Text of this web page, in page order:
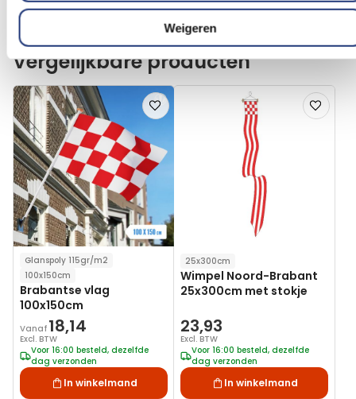
Weigeren
In winkelmand In winkelmand
Vergelijkbare producten
Voeg
toe
verlanglijst
Glanspoly 115gr/m2
100x150cm
Brabantse vlag
100x150cm
Vanaf 18,14
Excl. BTW
Voor 16:00 besteld, dezelfde
dag verzonden
In winkelmand
Voeg
toe
25x300cm
Wimpel Noord-Brabant
25x300cm met stokje
23,93
Excl. BTW
Voor 16:00 besteld, dezelfde
dag verzonden
In winkelmand